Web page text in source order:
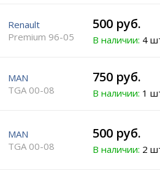
Renault
Premium 96-05
500 руб.
В наличии: 4
MAN
TGA 00-08
750 руб.
В наличии: 1
MAN
TGA 00-08
500 руб.
В наличии: 2